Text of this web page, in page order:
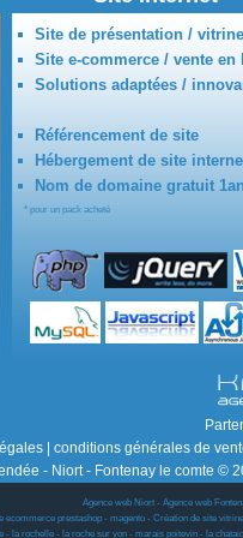
Site de présentation /
Site e-commerce / vente en
Solutions adaptées /
Référencement de site
Hébergement de site
Nom de domaine gratuit
* pour un pack acheté
conditions générales de
- Niort - Fontenay le comte ©
Agence web Niort - Agence web
ecommerce prestashop - magento - Création de site
- la rochelle - la roche sur yon - marais poitevin - la